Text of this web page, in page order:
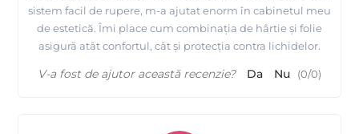
sistem facil de rupere, m-a ajutat enorm în cabinetul meu
de estetică. Îmi place cum combinația de hârtie și folie
asigură atât confortul, cât și protecția contra lichidelor.
V-a fost de ajutor această recenzie? Da Nu (0/0)